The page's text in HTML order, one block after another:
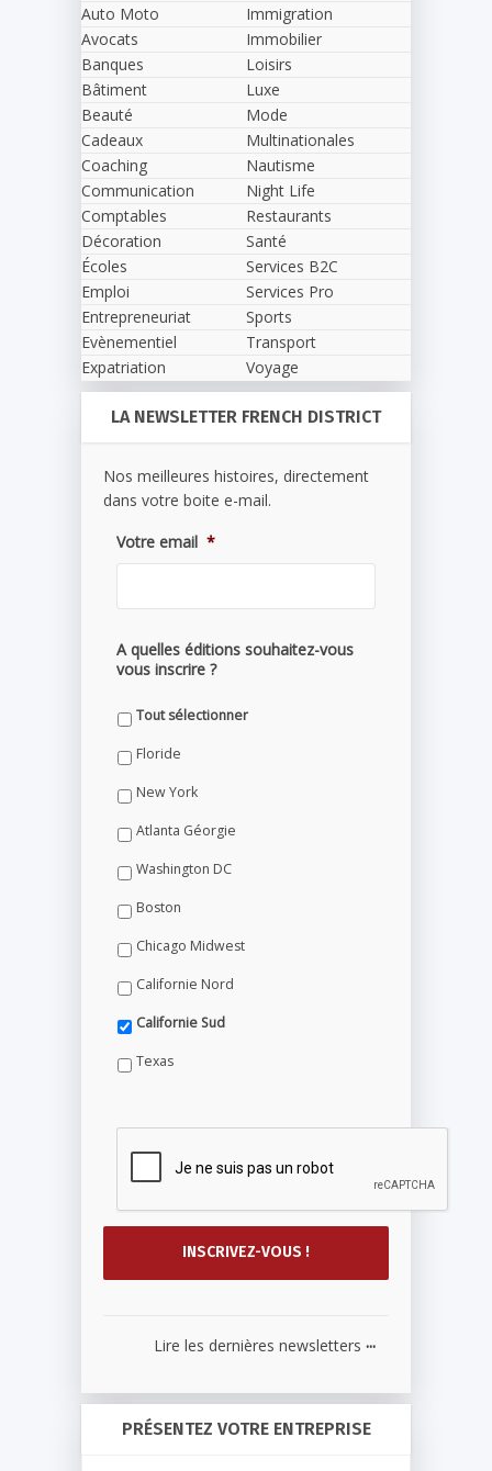
Auto Moto
Avocats
Banques
Bâtiment
Beauté
Cadeaux
Coaching
Communication
Comptables
Décoration
Écoles
Emploi
Entrepreneuriat
Evènementiel
Expatriation
Immigration
Immobilier
Loisirs
Luxe
Mode
Multinationales
Nautisme
Night Life
Restaurants
Santé
Services B2C
Services Pro
Sports
Transport
Voyage
LA NEWSLETTER FRENCH DISTRICT
Nos meilleures histoires, directement
dans votre boite e-mail.
Votre email *
A quelles éditions souhaitez-vous
vous inscrire ?
Tout sélectionner
Floride
New York
Atlanta Géorgie
Washington DC
Boston
Chicago Midwest
Californie Nord
Californie Sud
Texas
Lire les dernières newsletters ...
PRÉSENTEZ VOTRE ENTREPRISE